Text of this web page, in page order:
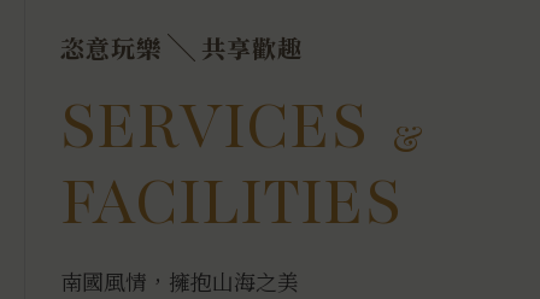
恣意玩樂 共享歡趣
SERVICES &
FACILITIES
南國風情，擁抱山海之美